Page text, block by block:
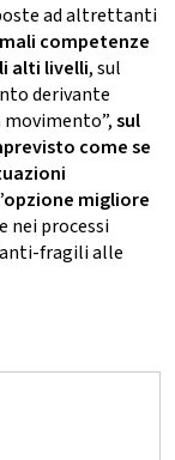
ad altrettanti
competenze
alti livelli, sul
derivante
sul
come se
migliore
nei processi
fragili alle